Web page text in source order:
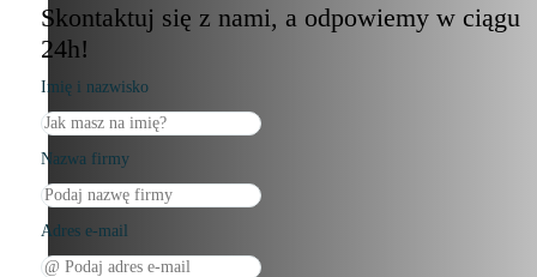
Skontaktuj się z nami, a odpowiemy w ciągu
24h!
Imię i nazwisko
Nazwa firmy
Adres e-mail